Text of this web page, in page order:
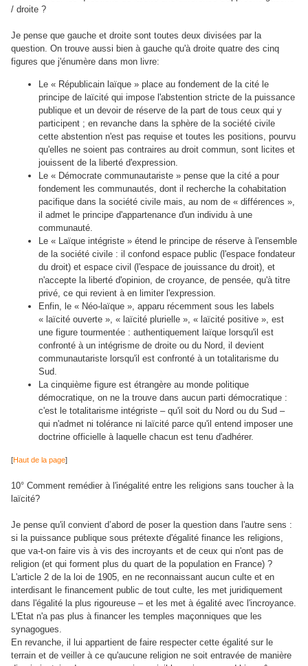
/ droite ?
Je pense que gauche et droite sont toutes deux divisées par la
question. On trouve aussi bien à gauche qu'à droite quatre des cinq
figures que j'énumère dans mon livre:
Le « Républicain laïque » place au fondement de la cité le
principe de laïcité qui impose l'abstention stricte de la puissance
publique et un devoir de réserve de la part de tous ceux qui y
participent ; en revanche dans la sphère de la société civile
cette abstention n'est pas requise et toutes les positions, pourvu
qu'elles ne soient pas contraires au droit commun, sont licites et
jouissent de la liberté d'expression.
Le « Démocrate communautariste » pense que la cité a pour
fondement les communautés, dont il recherche la cohabitation
pacifique dans la société civile mais, au nom de « différences »,
il admet le principe d'appartenance d'un individu à une
communauté.
Le « Laïque intégriste » étend le principe de réserve à l'ensemble
de la société civile : il confond espace public (l'espace fondateur
du droit) et espace civil (l'espace de jouissance du droit), et
n'accepte la liberté d'opinion, de croyance, de pensée, qu'à titre
privé, ce qui revient à en limiter l'expression.
Enfin, le « Néo-laïque », apparu récemment sous les labels
« laïcité ouverte », « laïcité plurielle », « laïcité positive », est
une figure tourmentée : authentiquement laïque lorsqu'il est
confronté à un intégrisme de droite ou du Nord, il devient
communautariste lorsqu'il est confronté à un totalitarisme du
Sud.
La cinquième figure est étrangère au monde politique
démocratique, on ne la trouve dans aucun parti démocratique :
c'est le totalitarisme intégriste – qu'il soit du Nord ou du Sud –
qui n'admet ni tolérance ni laïcité parce qu'il entend imposer une
doctrine officielle à laquelle chacun est tenu d'adhérer.
[Haut de la page]
10° Comment remédier à l'inégalité entre les religions sans toucher à la
laïcité?
Je pense qu'il convient d’abord de poser la question dans l'autre sens :
si la puissance publique sous prétexte d'égalité finance les religions,
que va-t-on faire vis à vis des incroyants et de ceux qui n'ont pas de
religion (et qui forment plus du quart de la population en France) ?
L'article 2 de la loi de 1905, en ne reconnaissant aucun culte et en
interdisant le financement public de tout culte, les met juridiquement
dans l'égalité la plus rigoureuse – et les met à égalité avec l'incroyance.
L'Etat n'a pas plus à financer les temples maçonniques que les
synagogues.
En revanche, il lui appartient de faire respecter cette égalité sur le
terrain et de veiller à ce qu'aucune religion ne soit entravée de manière